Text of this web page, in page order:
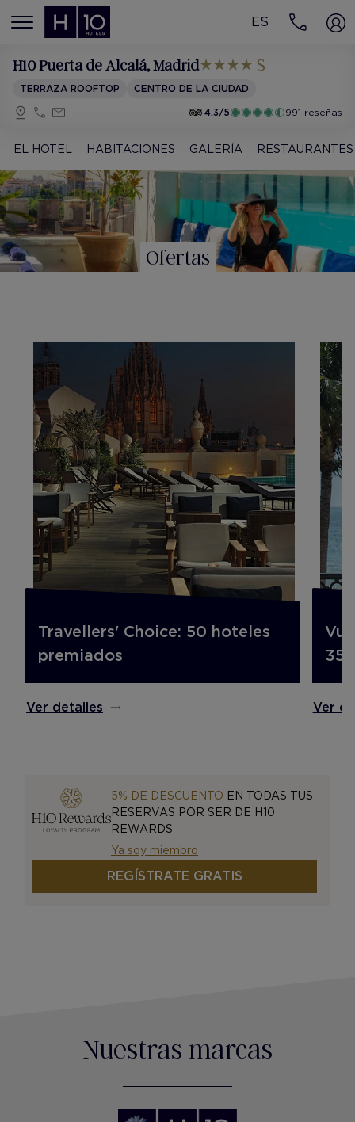
MENÚ
ES
H10 Puerta de Alcalá, Madrid
TERRAZA ROOFTOP
CENTRO DE LA CIUDAD
4.3/5
991 reseñas
EL HOTEL HABITACIONES GALERÍA RESTAURANTES
Ofertas
Travellers' Choice: 50 hoteles
premiados
Ver detalles Ver
5% DE DESCUENTO EN TODAS TUS
RESERVAS POR SER DE H10
REWARDS
Ya soy miembro
REGÍSTRATE GRATIS
Nuestras marcas